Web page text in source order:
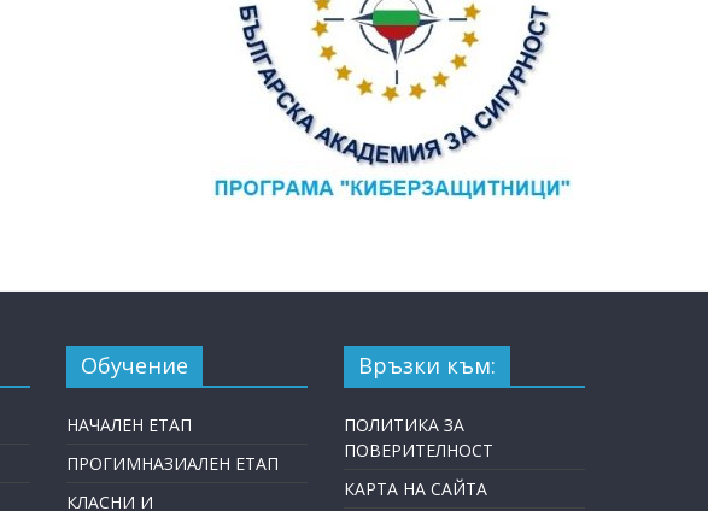
Обучение
НАЧАЛЕН ЕТАП
ПРОГИМНАЗИАЛЕН ЕТАП
КЛАСНИ И
Връзки към:
ПОЛИТИКА ЗА
ПОВЕРИТЕЛНОСТ
КАРТА НА САЙТА